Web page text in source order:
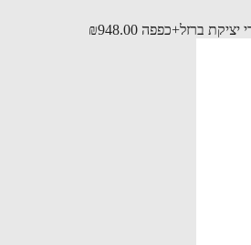
₪948.00